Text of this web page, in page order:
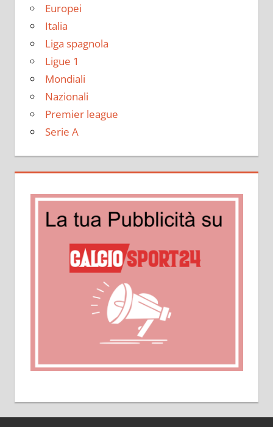
Europei
Italia
Liga spagnola
Ligue 1
Mondiali
Nazionali
Premier league
Serie A